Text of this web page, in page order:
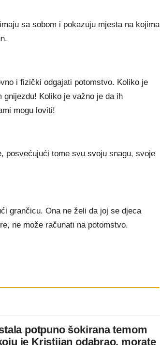
sa sobom i pokazuju mjesta na kojima
i fizički odgajati potomstvo. Koliko je
gnijezdu! Koliko je važno je da ih
mogu loviti!
posvećujući tome svu svoju snagu, svoje
grančicu. Ona ne želi da joj se djeca
ne može računati na potomstvo.
potpuno šokirana temom
je Kristijan odabrao, morate